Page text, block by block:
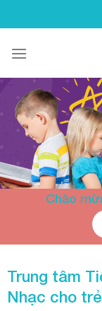
to
Chào
Trung tâm
Nhạc cho